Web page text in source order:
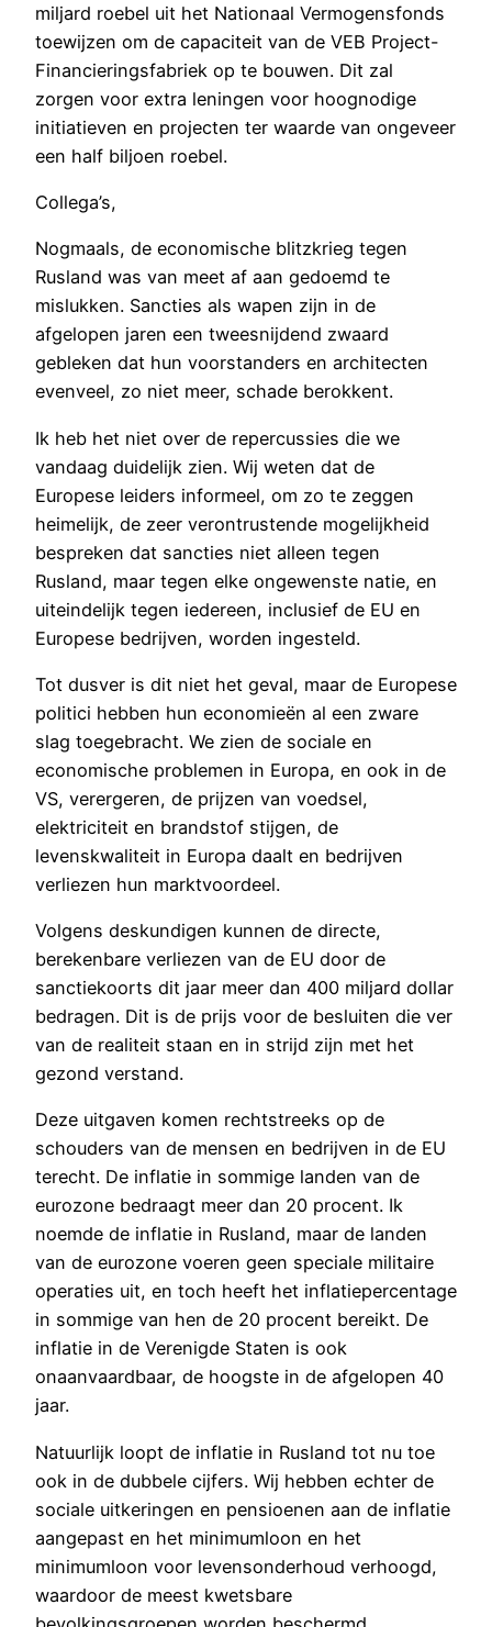
miljard roebel uit het Nationaal Vermogensfonds
toewijzen om de capaciteit van de VEB Project-
Financieringsfabriek op te bouwen. Dit zal
zorgen voor extra leningen voor hoognodige
initiatieven en projecten ter waarde van ongeveer
een half biljoen roebel.
Collega’s,
Nogmaals, de economische blitzkrieg tegen
Rusland was van meet af aan gedoemd te
mislukken. Sancties als wapen zijn in de
afgelopen jaren een tweesnijdend zwaard
gebleken dat hun voorstanders en architecten
evenveel, zo niet meer, schade berokkent.
Ik heb het niet over de repercussies die we
vandaag duidelijk zien. Wij weten dat de
Europese leiders informeel, om zo te zeggen
heimelijk, de zeer verontrustende mogelijkheid
bespreken dat sancties niet alleen tegen
Rusland, maar tegen elke ongewenste natie, en
uiteindelijk tegen iedereen, inclusief de EU en
Europese bedrijven, worden ingesteld.
Tot dusver is dit niet het geval, maar de Europese
politici hebben hun economieën al een zware
slag toegebracht. We zien de sociale en
economische problemen in Europa, en ook in de
VS, verergeren, de prijzen van voedsel,
elektriciteit en brandstof stijgen, de
levenskwaliteit in Europa daalt en bedrijven
verliezen hun marktvoordeel.
Volgens deskundigen kunnen de directe,
berekenbare verliezen van de EU door de
sanctiekoorts dit jaar meer dan 400 miljard dollar
bedragen. Dit is de prijs voor de besluiten die ver
van de realiteit staan en in strijd zijn met het
gezond verstand.
Deze uitgaven komen rechtstreeks op de
schouders van de mensen en bedrijven in de EU
terecht. De inflatie in sommige landen van de
eurozone bedraagt meer dan 20 procent. Ik
noemde de inflatie in Rusland, maar de landen
van de eurozone voeren geen speciale militaire
operaties uit, en toch heeft het inflatiepercentage
in sommige van hen de 20 procent bereikt. De
inflatie in de Verenigde Staten is ook
onaanvaardbaar, de hoogste in de afgelopen 40
jaar.
Natuurlijk loopt de inflatie in Rusland tot nu toe
ook in de dubbele cijfers. Wij hebben echter de
sociale uitkeringen en pensioenen aan de inflatie
aangepast en het minimumloon en het
minimumloon voor levensonderhoud verhoogd,
waardoor de meest kwetsbare